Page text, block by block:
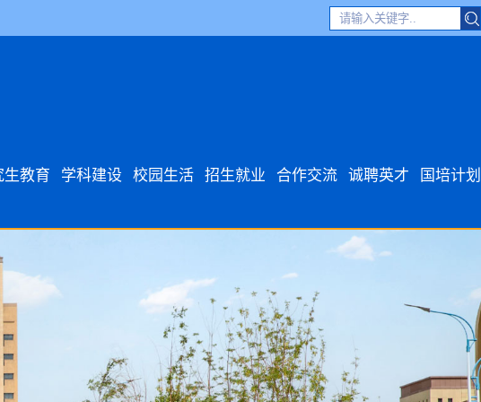
生教育 学科建设 校园生活 招生就业 合作交流 诚聘英才 国培计划